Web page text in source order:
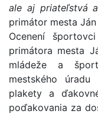
ale aj priateľstvá
primátor mesta Ján
Ocenení
primátora mesta
mládeže a
mestského
plakety a
poďakovania za